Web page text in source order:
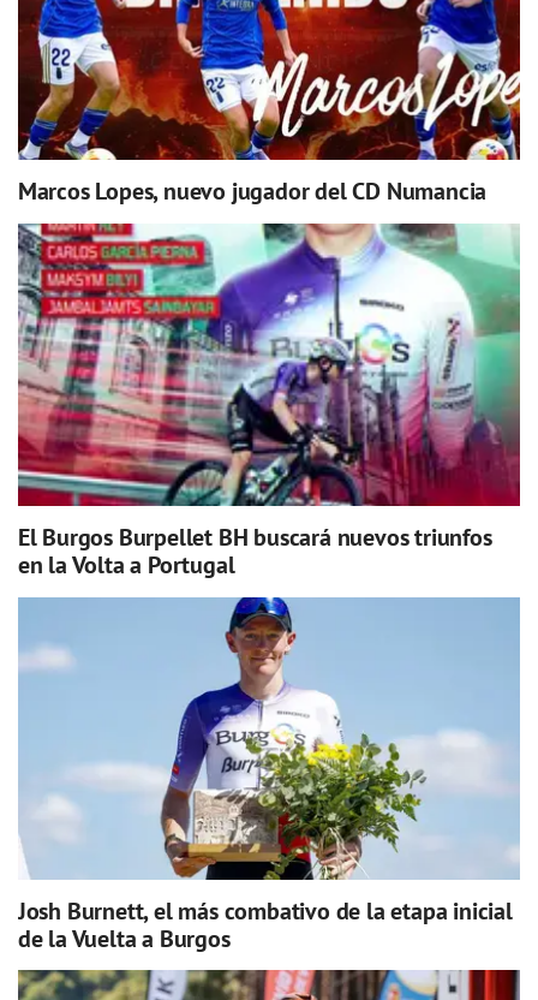
Marcos Lopes, nuevo jugador del CD Numancia
El Burgos Burpellet BH buscará nuevos triunfos
en la Volta a Portugal
Josh Burnett, el más combativo de la etapa inicial
de la Vuelta a Burgos